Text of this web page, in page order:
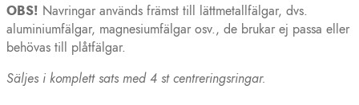
OBS! Navringar används främst till lättmetallfälgar, dvs.
aluminiumfälgar, magnesiumfälgar osv., de brukar ej passa eller
behövas till plåtfälgar.
Säljes i komplett sats med 4 st centreringsringar.